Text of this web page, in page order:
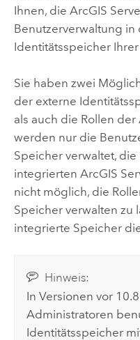
Ihnen, die ArcGIS
Benutzerverwaltung in
Identitätsspeicher
Sie haben zwei
der externe
als auch die Rollen der
werden nur die
Speicher verwaltet,
integrierten ArcGIS
nicht möglich, die
Speicher verwalten zu
integrierte Speicher
Hinweis:
In Versionen vor
Administratoren
Identitätsspeicher